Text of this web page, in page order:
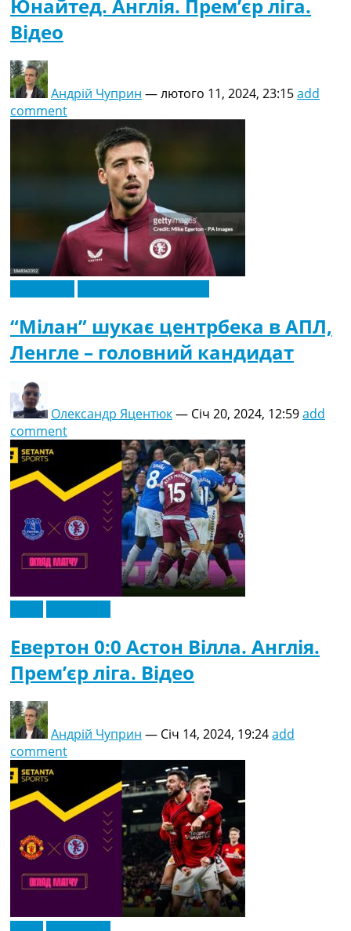
Юнайтед. Англія. Прем’єр ліга.
Відео
Андрій Чуприн —лютого 11, 2024, 23:15add
comment
“Мілан” шукає центрбека в АПЛ,
Ленгле – головний кандидат
Олександр Яцентюк— Січ 20, 2024, 12:59add
comment
Евертон 0:0 Астон Вілла. Англія.
Прем’єр ліга. Відео
Андрій Чуприн — Січ 14, 2024, 19:24add
comment